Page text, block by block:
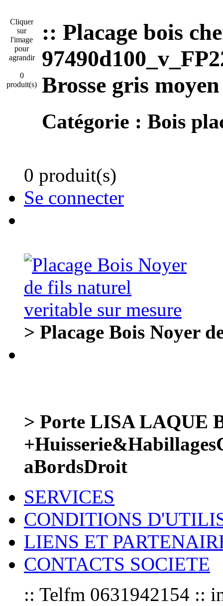
Cliquer
sur
l'image
pour
agrandir
0
produit(s)
:: Placage bois
Brosse gris
Catégorie : Bois
0 produit(s)
Se connecter
> Placage Bois Noyer
> Porte LISA LAQUE
aBordsDroit
SERVICES
CONDITIONS
LIENS ET
CONTACTS SOCIETE
:: Telfm 0631942154 ::